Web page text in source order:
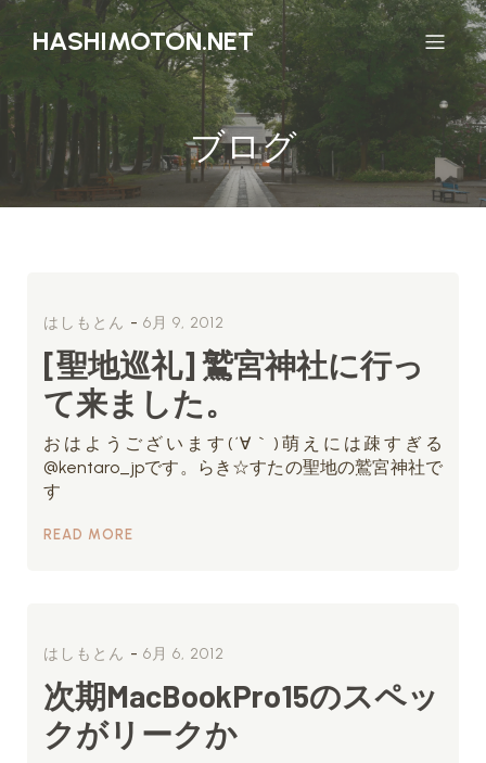
HASHIMOTON.NET
ブログ
はしもとん - 6月 9, 2012
[聖地巡礼] 鷲宮神社に行っ
て来ました。
おはようございます(´∀｀)萌えには疎すぎる
@kentaro_jpです。らき☆すたの聖地の鷲宮神社で
す
READ MORE
はしもとん - 6月 6, 2012
次期MacBookPro15のスペッ
クがリークか